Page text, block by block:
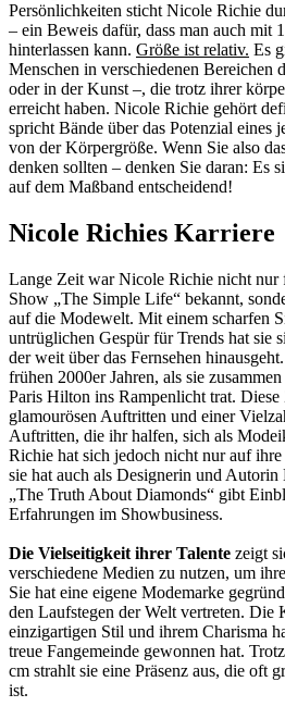
Persönlichkeiten sticht Nicole Richie
– ein Beweis dafür, dass man auch mit
hinterlassen kann. Größe ist relativ. Es
Menschen in verschiedenen Bereichen
oder in der Kunst –, die trotz ihrer
erreicht haben. Nicole Richie gehört
spricht Bände über das Potenzial eines
von der Körpergröße. Wenn Sie also
denken sollten – denken Sie daran: Es
auf dem Maßband entscheidend!
Nicole Richies Karriere
Lange Zeit war Nicole Richie nicht
Show „The Simple Life“ bekannt,
auf die Modewelt. Mit einem scharfen
untrüglichen Gespür für Trends hat sie
der weit über das Fernsehen
frühen 2000er Jahren, als sie
Paris Hilton ins Rampenlicht trat.
glamourösen Auftritten und einer
Auftritten, die ihr halfen, sich als
Richie hat sich jedoch nicht nur auf ihre
sie hat auch als Designerin und
„The Truth About Diamonds“ gibt
Erfahrungen im Showbusiness.
Die Vielseitigkeit ihrer Talente zeigt
verschiedene Medien zu nutzen, um
Sie hat eine eigene Modemarke
den Laufstegen der Welt vertreten. Die
einzigartigen Stil und ihrem Charisma
treue Fangemeinde gewonnen hat.
cm strahlt sie eine Präsenz aus, die oft
ist.